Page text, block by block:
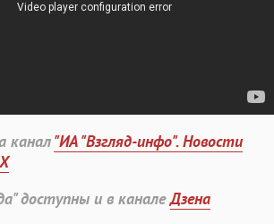
канал"ИА "Взгляд-инфо". Новости
доступны и в каналеДзена